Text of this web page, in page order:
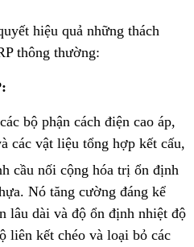
hiệu quả những thách
thông thường:
bộ phận cách điện cao áp,
các vật liệu tổng hợp kết cấu,
cầu nối cộng hóa trị ổn định
Nó tăng cường đáng kể
lâu dài và độ ổn định nhiệt độ
liên kết chéo và loại bỏ các